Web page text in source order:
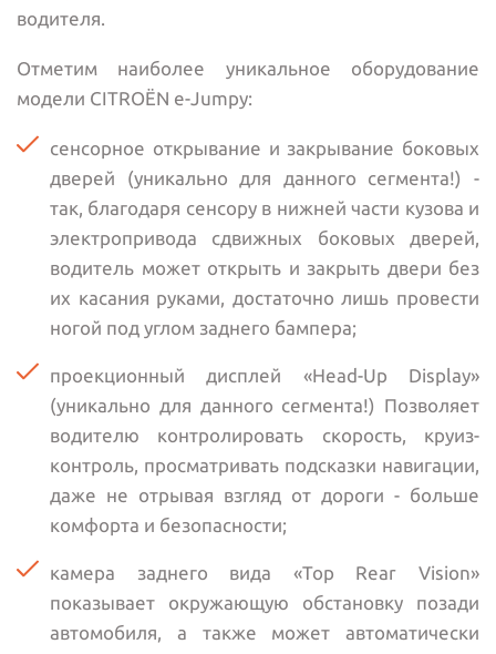
водителя.
Отметим наиболее уникальное оборудование
модели CITROЁN е-Jumpy:
сенсорное открывание и закрывание боковых
дверей (уникально для данного сегмента!) -
так, благодаря сенсору в нижней части кузова и
электропривода сдвижных боковых дверей,
водитель может открыть и закрыть двери без
их касания руками, достаточно лишь провести
ногой под углом заднего бампера;
проекционный дисплей «Head-Up Display»
(уникально для данного сегмента!) Позволяет
водителю контролировать скорость, круиз-
контроль, просматривать подсказки навигации,
даже не отрывая взгляд от дороги - больше
комфорта и безопасности;
камера заднего вида «Top Rear Vision»
показывает окружающую обстановку позади
автомобиля, а также может автоматически